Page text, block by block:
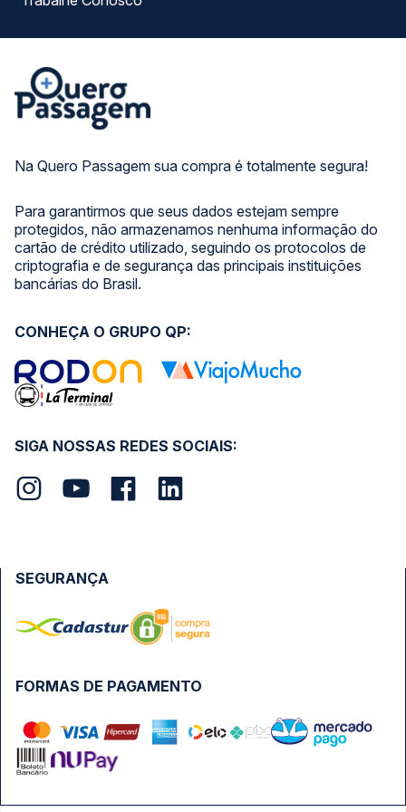
Na Quero Passagem sua compra é totalmente segura!
Para garantirmos que seus dados estejam sempre
protegidos, não armazenamos nenhuma informação do
cartão de crédito utilizado, seguindo os protocolos de
criptografia e de segurança das principais instituições
bancárias do Brasil.
SIGA NOSSAS REDES SOCIAIS:
CONHEÇA O GRUPO QP:
FORMAS DE PAGAMENTO
SEGURANÇA